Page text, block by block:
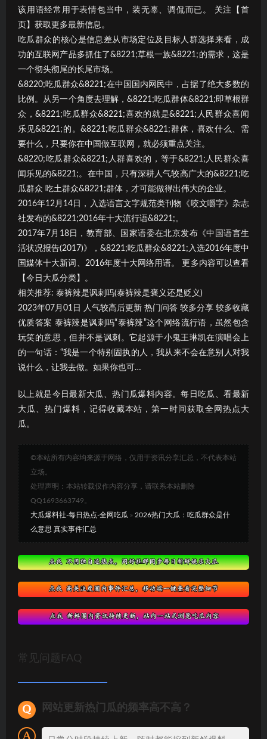
该用语经常用于表情包当中，装无辜、调侃而已。 关注【首
页】获取更多最新信息。
吃瓜群众的核心是信息差从市场定位及目标人群选择来看，成
功的互联网产品多抓住了&8221;草根一族&8221;的需求，这是
一个彻头彻尾的长尾市场。
&8220;吃瓜群众&8221;在中国国内网民中，占据了绝大多数的
比例。从另一个角度去理解，&8221;吃瓜群体&8221;即草根群
众，&8221;吃瓜群众&8221;喜欢的就是&8221;人民群众喜闻
乐见&8221;的。&8221;吃瓜群众&8221;群体，喜欢什么、需
要什么，只要你在中国做互联网，就必须重点关注。
&8220;吃瓜群众&8221;人群喜欢的，等于&8221;人民群众喜
闻乐见的&8221;。在中国，只有深耕人气较高广大的&8221;吃
瓜群众 吃土群众&8221;群体，才可能做得出伟大的企业。
2016年12月14日，入选语言文字规范类刊物《咬文嚼字》杂志
社发布的&8221;2016年十大流行语&8221;。
2017年7月18日，教育部、国家语委在北京发布《中国语言生
活状况报告(2017)》，&8221;吃瓜群众&8221;入选2016年度中
国媒体十大新词、2016年度十大网络用语。 更多内容可以查看
【今日大瓜分类】。
相关推荐: 泰裤辣是讽刺吗(泰裤辣是褒义还是贬义)
2023年07月01日 人气较高后更新 热门问答 较多分享 较多收藏
优质答案 泰裤辣是讽刺吗“泰裤辣”这个网络流行语，虽然包含
玩笑的意思，但并不是讽刺。它起源于小鬼王琳凯在演唱会上
的一句话：“我是一个特别固执的人，我从来不会在意别人对我
说什么，让我去做。如果你也可…
以上就是今日最新大瓜、热门瓜爆料内容。每日吃瓜、看最新
大瓜、热门爆料，记得收藏本站，第一时间获取全网热点大
瓜。
©本站所有内容均来源于网络，仅用于资讯分享汇总，不代表本站
立场。
处理声明：本站转载仅作内容分享，请联系本站删除
QQ1693663749。
大瓜爆料社-每日热点-全网吃瓜 » 2026热门大瓜：吃瓜群众是什
么意思 真实事件汇总
常见问题FAQ
网站更新热门瓜的频率高不高？